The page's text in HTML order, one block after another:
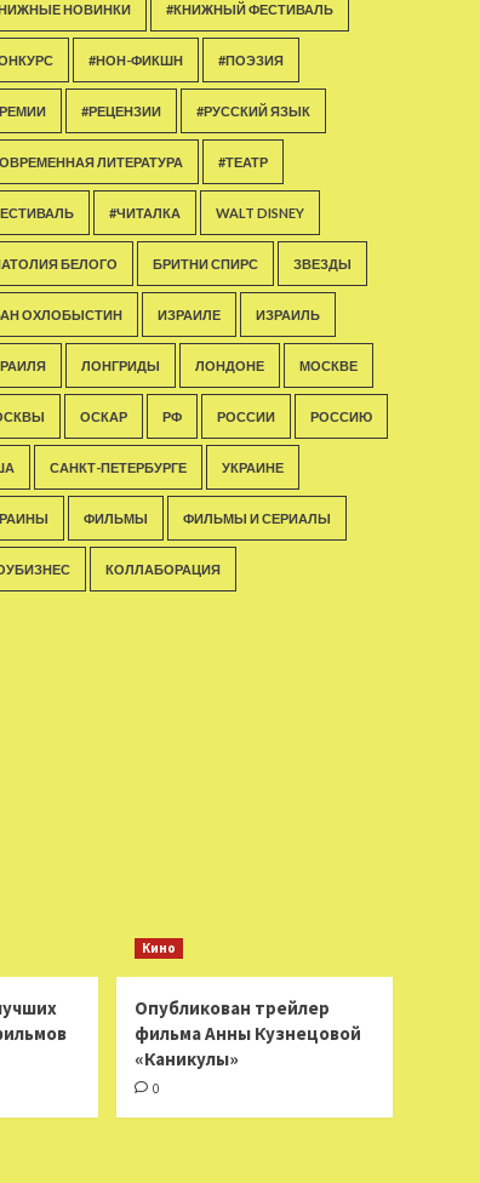
НОВИНКИ #КНИЖНЫЙ ФЕСТИВАЛЬ
#НОН-ФИКШН #ПОЭЗИЯ
#РЕЦЕНЗИИ #РУССКИЙ ЯЗЫК
ЛИТЕРАТУРА #ТЕАТР
#ЧИТАЛКА WALT DISNEY
БЕЛОГО БРИТНИ СПИРС ЗВЕЗДЫ
ОХЛОБЫСТИН ИЗРАИЛЕ ИЗРАИЛЬ
ЛОНГРИДЫ ЛОНДОНЕ МОСКВЕ
ОСКАР РФ РОССИИ РОССИЮ
САНКТ-ПЕТЕРБУРГЕ УКРАИНЕ
ФИЛЬМЫ ФИЛЬМЫ И СЕРИАЛЫ
КОЛЛАБОРАЦИЯ
Кино
Опубликован трейлер
фильма Анны Кузнецовой
«Каникулы»
0